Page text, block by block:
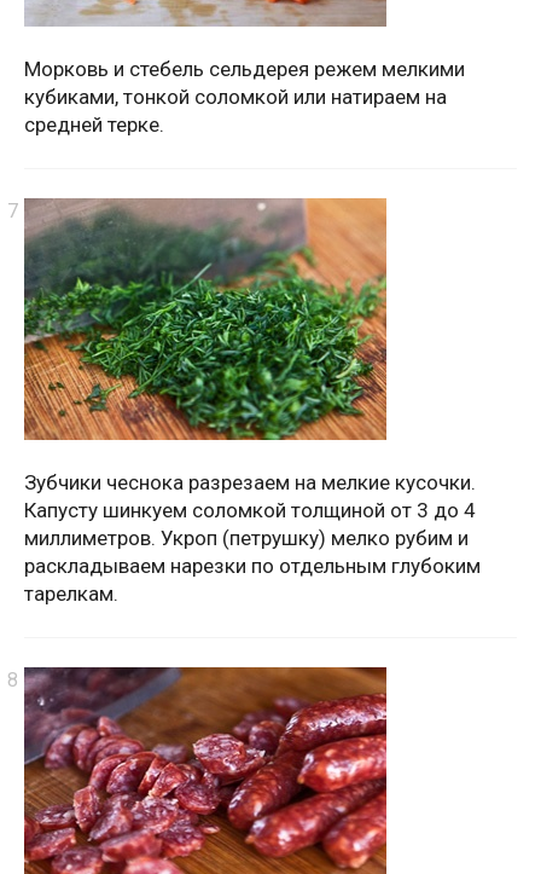
Морковь и стебель сельдерея режем мелкими
кубиками, тонкой соломкой или натираем на
средней терке.
Зубчики чеснока разрезаем на мелкие кусочки.
Капусту шинкуем соломкой толщиной от 3 до 4
миллиметров. Укроп (петрушку) мелко рубим и
раскладываем нарезки по отдельным глубоким
тарелкам.